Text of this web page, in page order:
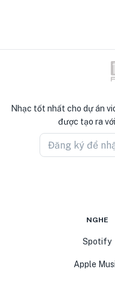
Nhạc tốt nhất cho dự án
được tạo ra
Đăng ký để
NGHE
Spotify
Apple